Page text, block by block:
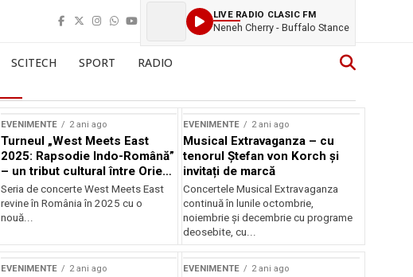
LIVE RADIO CLASIC FM
Neneh Cherry - Buffalo Stance
SCITECH SPORT RADIO
EVENIMENTE 2 ani ago
Turneul „West Meets East
2025: Rapsodie Indo-Română”
– un tribut cultural între Orient
și Occident
Seria de concerte West Meets East
revine în România în 2025 cu o
nouă...
EVENIMENTE 2 ani ago
Musical Extravaganza – cu
tenorul Ștefan von Korch și
invitați de marcă
Concertele Musical Extravaganza
continuă în lunile octombrie,
noiembrie şi decembrie cu programe
deosebite, cu...
EVENIMENTE 2 ani ago EVENIMENTE 2 ani ago